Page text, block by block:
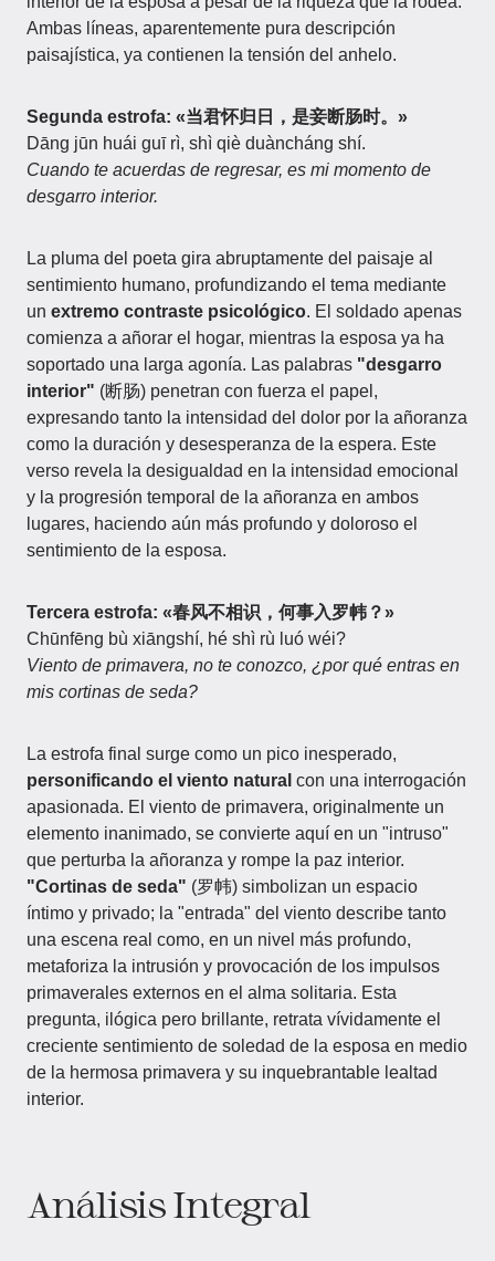
Ambas líneas, aparentemente pura descripción
paisajística, ya contienen la tensión del anhelo.
Segunda estrofa: «当君怀归日，是妾断肠时。»
Dāng jūn huái guī rì, shì qiè duàncháng shí.
Cuando te acuerdas de regresar, es mi momento de
desgarro interior.
La pluma del poeta gira abruptamente del paisaje al
sentimiento humano, profundizando el tema mediante
un extremo contraste psicológico. El soldado apenas
comienza a añorar el hogar, mientras la esposa ya ha
soportado una larga agonía. Las palabras "desgarro
interior" (断肠) penetran con fuerza el papel,
expresando tanto la intensidad del dolor por la añoranza
como la duración y desesperanza de la espera. Este
verso revela la desigualdad en la intensidad emocional
y la progresión temporal de la añoranza en ambos
lugares, haciendo aún más profundo y doloroso el
sentimiento de la esposa.
Tercera estrofa: «春风不相识，何事入罗帏？»
Chūnfēng bù xiāngshí, hé shì rù luó wéi?
Viento de primavera, no te conozco, ¿por qué entras en
mis cortinas de seda?
La estrofa final surge como un pico inesperado,
personificando el viento natural con una interrogación
apasionada. El viento de primavera, originalmente un
elemento inanimado, se convierte aquí en un "intruso"
que perturba la añoranza y rompe la paz interior.
"Cortinas de seda" (罗帏) simbolizan un espacio
íntimo y privado; la "entrada" del viento describe tanto
una escena real como, en un nivel más profundo,
metaforiza la intrusión y provocación de los impulsos
primaverales externos en el alma solitaria. Esta
pregunta, ilógica pero brillante, retrata vívidamente el
creciente sentimiento de soledad de la esposa en medio
de la hermosa primavera y su inquebrantable lealtad
interior.
Análisis Integral